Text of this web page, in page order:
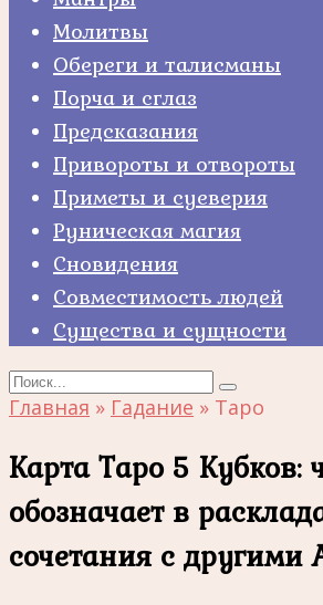
Молитвы
Обереги и талисманы
Порча и сглаз
Предсказания
Привороты и отвороты
Приметы и суеверия
Руническая магия
Сновидения
Совместимость людей
Существа и сущности
Search
for:
Главная » Гадание » Таро
Карта Таро 5 Кубков:
обозначает в
сочетания с другими